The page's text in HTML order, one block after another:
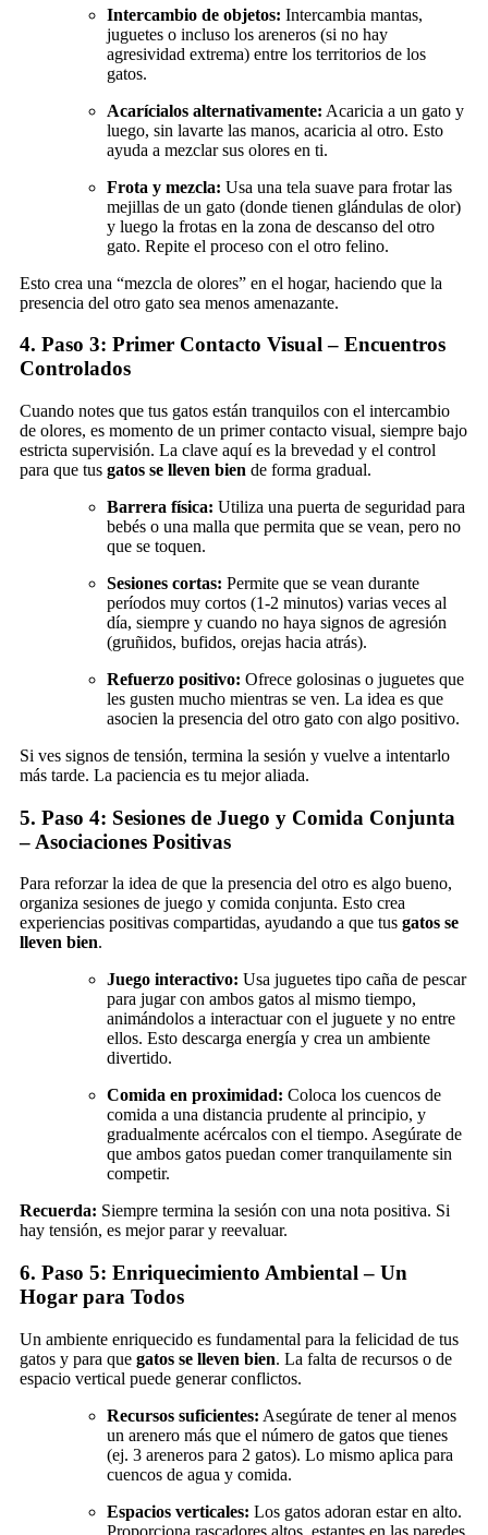
Intercambio de objetos: Intercambia mantas,
juguetes o incluso los areneros (si no hay
agresividad extrema) entre los territorios de los
gatos.
Acarícialos alternativamente: Acaricia a un gato y
luego, sin lavarte las manos, acaricia al otro. Esto
ayuda a mezclar sus olores en ti.
Frota y mezcla: Usa una tela suave para frotar las
mejillas de un gato (donde tienen glándulas de olor)
y luego la frotas en la zona de descanso del otro
gato. Repite el proceso con el otro felino.
Esto crea una “mezcla de olores” en el hogar, haciendo que la
presencia del otro gato sea menos amenazante.
4. Paso 3: Primer Contacto Visual – Encuentros
Controlados
Cuando notes que tus gatos están tranquilos con el intercambio
de olores, es momento de un primer contacto visual, siempre bajo
estricta supervisión. La clave aquí es la brevedad y el control
para que tus gatos se lleven bien de forma gradual.
Barrera física: Utiliza una puerta de seguridad para
bebés o una malla que permita que se vean, pero no
que se toquen.
Sesiones cortas: Permite que se vean durante
períodos muy cortos (1-2 minutos) varias veces al
día, siempre y cuando no haya signos de agresión
(gruñidos, bufidos, orejas hacia atrás).
Refuerzo positivo: Ofrece golosinas o juguetes que
les gusten mucho mientras se ven. La idea es que
asocien la presencia del otro gato con algo positivo.
Si ves signos de tensión, termina la sesión y vuelve a intentarlo
más tarde. La paciencia es tu mejor aliada.
5. Paso 4: Sesiones de Juego y Comida Conjunta
– Asociaciones Positivas
Para reforzar la idea de que la presencia del otro es algo bueno,
organiza sesiones de juego y comida conjunta. Esto crea
experiencias positivas compartidas, ayudando a que tus gatos se
lleven bien.
Juego interactivo: Usa juguetes tipo caña de pescar
para jugar con ambos gatos al mismo tiempo,
animándolos a interactuar con el juguete y no entre
ellos. Esto descarga energía y crea un ambiente
divertido.
Comida en proximidad: Coloca los cuencos de
comida a una distancia prudente al principio, y
gradualmente acércalos con el tiempo. Asegúrate de
que ambos gatos puedan comer tranquilamente sin
competir.
Recuerda: Siempre termina la sesión con una nota positiva. Si
hay tensión, es mejor parar y reevaluar.
6. Paso 5: Enriquecimiento Ambiental – Un
Hogar para Todos
Un ambiente enriquecido es fundamental para la felicidad de tus
gatos y para que gatos se lleven bien. La falta de recursos o de
espacio vertical puede generar conflictos.
Recursos suficientes: Asegúrate de tener al menos
un arenero más que el número de gatos que tienes
(ej. 3 areneros para 2 gatos). Lo mismo aplica para
cuencos de agua y comida.
Espacios verticales: Los gatos adoran estar en alto.
Proporciona rascadores altos, estantes en las paredes